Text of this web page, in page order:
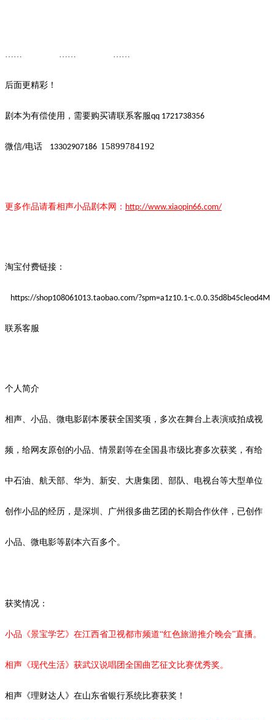
后面更精彩！
剧本为有偿使用，需要购买请联系客服qq 1721738356
微信/电话 13302907186 15899784192
更多作品请看相声小品剧本网： http://www.xiaopin66.com/
淘宝付费链接：
https://shop108061013.taobao.com/?spm=a1z10.1-c.0.0.35d8b45cleod4M
联系客服
个人简介
相声、小品、微电影剧本屡获全国奖项，多次在舞台上表演或拍成视
频，给网友原创 的小品、情景剧等在全国县市级比赛多次获奖，有给
中石油、航天部、华为、新安、大唐集团、部队、电视台等大型单位
创作小品的经历，是深圳、广州很多曲艺团的长期合作伙伴，已创作
小品、微电影等剧本六百多个。
获奖情况：
小品《景宝学艺》在江西省卫视都市频道“红色旅游推介晚会”直播。
相声《现代生活》获武汉说唱团全国曲艺征文比赛优秀奖。
相声《理财达人》在山东省银行系统比赛获奖！